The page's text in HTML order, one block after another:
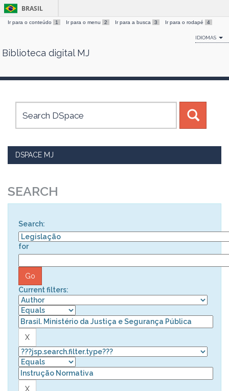
Skip
BRASIL
Ir para o conteúdo 1 Ir para o menu 2 Ir para a busca 3 Ir para o rodapé 4
IDIOMAS
Biblioteca digital MJ
DSPACE MJ
SEARCH
Search:
for
Current filters: